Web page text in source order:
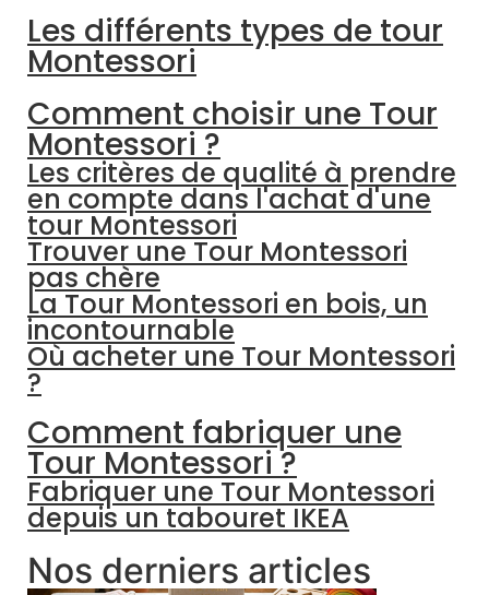
Les différents types de tour
Montessori
Comment choisir une Tour
Montessori ?
Les critères de qualité à prendre
en compte dans l'achat d'une
tour Montessori
Trouver une Tour Montessori
pas chère
La Tour Montessori en bois, un
incontournable
Où acheter une Tour Montessori
?
Comment fabriquer une
Tour Montessori ?
Fabriquer une Tour Montessori
depuis un tabouret IKEA
Nos derniers articles